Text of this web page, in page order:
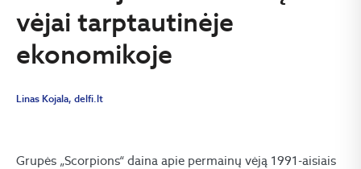
vėjai tarptautinėje
ekonomikoje
Linas Kojala, delfi.lt
Grupės „Scorpions“ daina apie permainų vėją 1991-aisiais